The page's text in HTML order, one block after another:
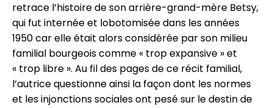
retrace l’histoire de son arrière-grand-mère Betsy,
qui fut internée et lobotomisée dans les années
1950 car elle était alors considérée par son milieu
familial bourgeois comme « trop expansive » et
« trop libre ». Au fil des pages de ce récit familial,
l’autrice questionne ainsi la façon dont les normes
et les injonctions sociales ont pesé sur le destin de